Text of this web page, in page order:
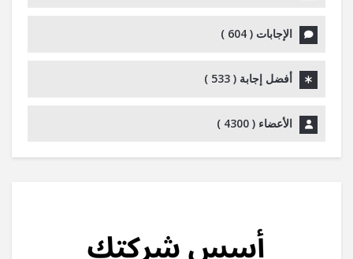
الإجابات ( 604
)
أفضل إجابة ( 533
)
الأعضاء ( 4300
)